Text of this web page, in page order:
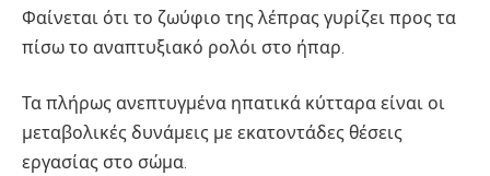
Φαίνεται ότι το ζωύφιο της λέπρας γυρίζει προς τα
πίσω το αναπτυξιακό ρολόι στο ήπαρ.
Τα πλήρως ανεπτυγμένα ηπατικά κύτταρα είναι οι
μεταβολικές δυνάμεις με εκατοντάδες θέσεις
εργασίας στο σώμα.